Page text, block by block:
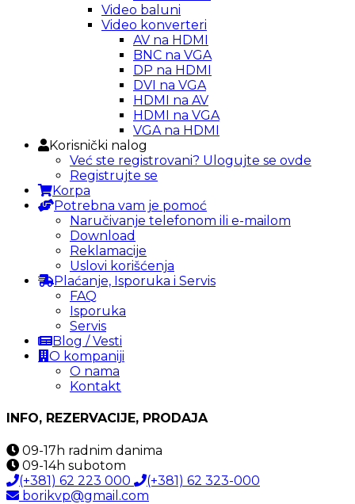
Video baluni
Video konverteri
AV na HDMI
BNC na VGA
DP na HDMI
DVI na VGA
HDMI na AV
HDMI na VGA
VGA na HDMI
Korisnički nalog
Već ste registrovani? Ulogujte se ovde
Registrujte se
Korpa
Potrebna vam je pomoć
Naručivanje telefonom ili e-mailom
Download
Reklamacije
Uslovi korišćenja
Plaćanje, Isporuka i Servis
FAQ
Isporuka
Servis
Blog / Vesti
O kompaniji
O nama
Kontakt
INFO, REZERVACIJE, PRODAJA
09-17h radnim danima
09-14h subotom
(+381) 62 223 000
(+381) 62 323-000
borikvp@gmail.com